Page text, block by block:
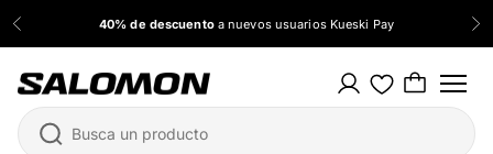
Anterior 40% de descuentoa nuevos usuarios Kueski Pay
Salomon México